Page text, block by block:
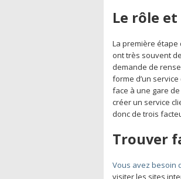
Le rôle
La première étape
ont très souvent
demande de
forme d’un
face à une gare
créer un service
donc de trois
Trouver
Vous avez besoin
visiter les sites